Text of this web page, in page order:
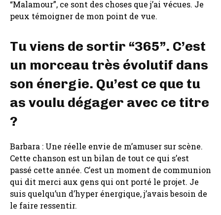
“Malamour”, ce sont des choses que j’ai vécues. Je
peux témoigner de mon point de vue.
Tu viens de sortir “365”. C’est
un morceau très évolutif dans
son énergie. Qu’est ce que tu
as voulu dégager avec ce titre
?
Barbara : Une réelle envie de m’amuser sur scène.
Cette chanson est un bilan de tout ce qui s’est
passé cette année. C’est un moment de communion
qui dit merci aux gens qui ont porté le projet. Je
suis quelqu’un d’hyper énergique, j’avais besoin de
le faire ressentir.